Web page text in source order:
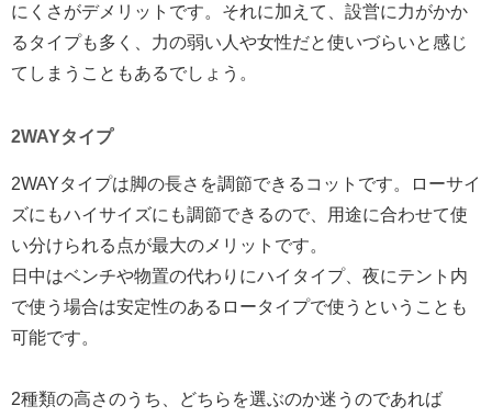
にくさがデメリットです。それに加えて、設営に力がかか
るタイプも多く、力の弱い人や女性だと使いづらいと感じ
てしまうこともあるでしょう。
2WAYタイプ
2WAYタイプは脚の長さを調節できるコットです。ローサイ
ズにもハイサイズにも調節できるので、用途に合わせて使
い分けられる点が最大のメリットです。
日中はベンチや物置の代わりにハイタイプ、夜にテント内
で使う場合は安定性のあるロータイプで使うということも
可能です。
2種類の高さのうち、どちらを選ぶのか迷うのであれば